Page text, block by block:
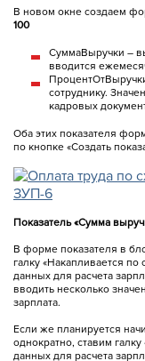
В новом окне создаем
100
СуммаВыручки –
вводится
сотруднику.
кадровых
Оба этих показателя
по кнопке «Создать
Показатель «Сумма
В форме показателя в
галку «Накапливается
данных для расчета
вводить несколько
зарплата.
Если же планируется
однократно, ставим
данных для расчета